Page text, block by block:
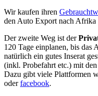
Wir kaufen ihren
den Auto Export nach Afrika
Der zweite Weg ist der
120 Tage einplanen, bis das
natürlich ein gutes Inserat
(inkl. Probefahrt etc.) mit
Dazu gibt viele Plattformen
oderfacebook.